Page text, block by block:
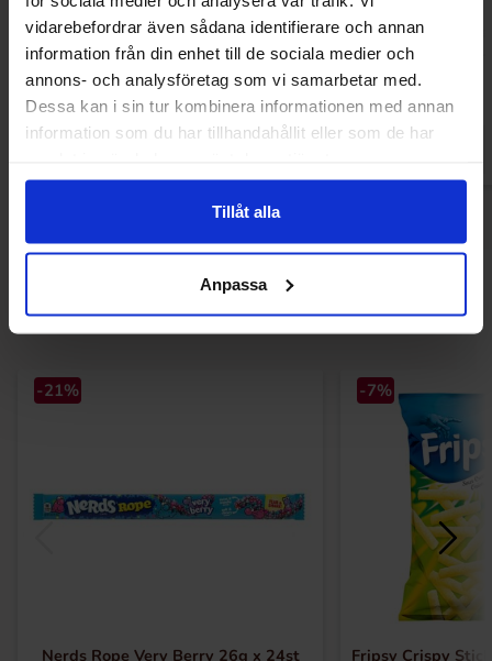
vidarebefordrar även sådana identifierare och annan
information från din enhet till de sociala medier och
annons- och analysföretag som vi samarbetar med.
Dessa kan i sin tur kombinera informationen med annan
information som du har tillhandahållit eller som de har
Tillåt alla
Anpassa
Red Band Smiley Frukt 1.2kg
Park Lane Mini
Andra gillade
-21%
Nerds Rope Very Berry 26g x 24st
-7%
Fripsy Crispy